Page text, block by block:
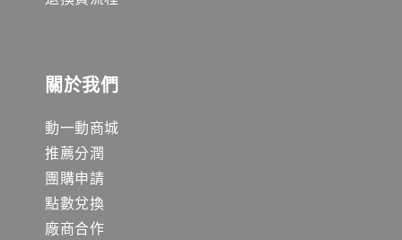
關於我們
動一動商城
推薦分潤
團購申請
點數兌換
廠商合作